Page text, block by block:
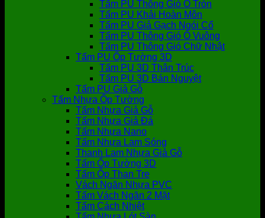
Tấm PU Thông Gió Ô Tròn
Tấm PU Khải Hoàn Môn
Tấm PU Giả Gạch Ngói Cổ
Tấm PU Thông Gió Ô Vuông
Tấm PU Thông Gió Chữ Nhật
Tấm PU Ốp Tường 3D
Tấm PU 3D Thân Trúc
Tấm PU 3D Bán Nguyệt
Tấm PU Giả Gỗ
Tấm Nhựa Ốp Tường
Tấm Nhựa Giả Gỗ
Tấm Nhựa Giả Đá
Tấm Nhựa Nano
Tấm Nhựa Lam Sóng
Thanh Lam Nhựa Giả Gỗ
Tấm Ốp Tường 3D
Tấm Ốp Than Tre
Vách Ngăn Nhựa PVC
Tấm Vách Ngăn 2 Mặt
Tấm Cách Nhiệt